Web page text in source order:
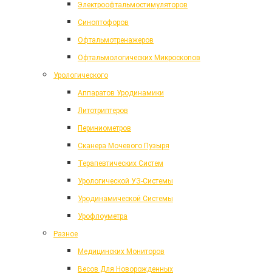
Электроофтальмостимуляторов
Синоптофоров
Офтальмотренажеров
Офтальмологических Микроскопов
Урологического
Аппаратов Уродинамики
Литотриптеров
Периниометров
Сканера Мочевого Пузыря
Терапевтических Систем
Урологической УЗ-Системы
Уродинамической Системы
Урофлоуметра
Разное
Медицинских Мониторов
Весов Для Новорожденных